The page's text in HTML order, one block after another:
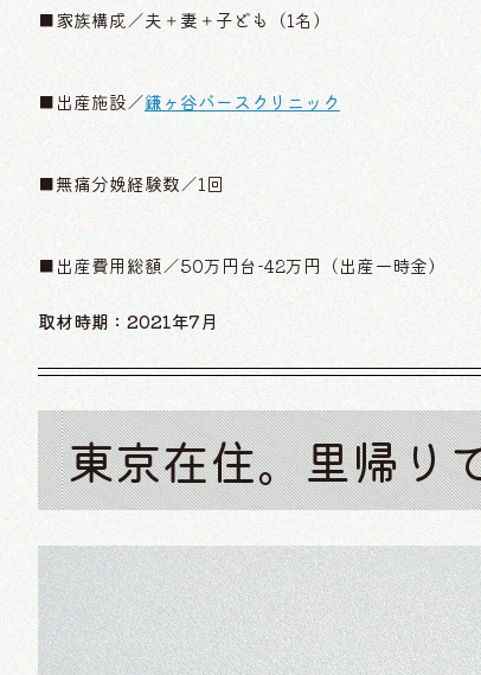
■家族構成／夫＋妻＋子ども（1名）
■出産施設／鎌ヶ谷バースクリニック
■無痛分娩経験数／1回
■出産費用総額／50万円台-42万円（出産一時金）
取材時期：2021年7月
東京在住。里帰り